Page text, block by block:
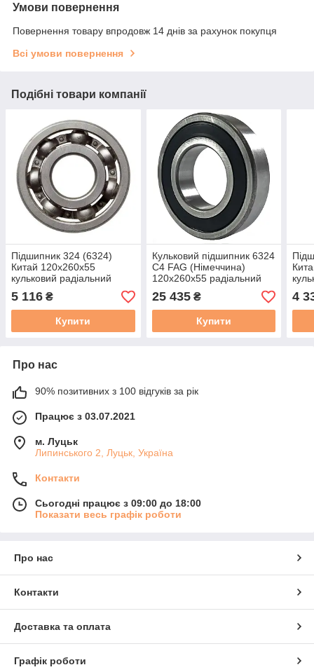
Умови повернення
Повернення товару впродовж 14 днів за рахунок покупця
Всі умови повернення
Подібні товари компанії
Підшипник 324 (6324)
Китай 120x260x55
кульковий радіальний
5 116 ₴
Купити
Кульковий підшипник 6324
C4 FAG (Німеччина)
120x260x55 радіальний
25 435₴
Купити
4
Про нас
90% позитивних з 100 відгуків за рік
Працює з 03.07.2021
м. Луцьк
Липинського 2, Луцьк, Україна
Контакти
Сьогодні працює з 09:00 до 18:00
Показати весь графік роботи
Про нас
Контакти
Доставка та оплата
Графік роботи